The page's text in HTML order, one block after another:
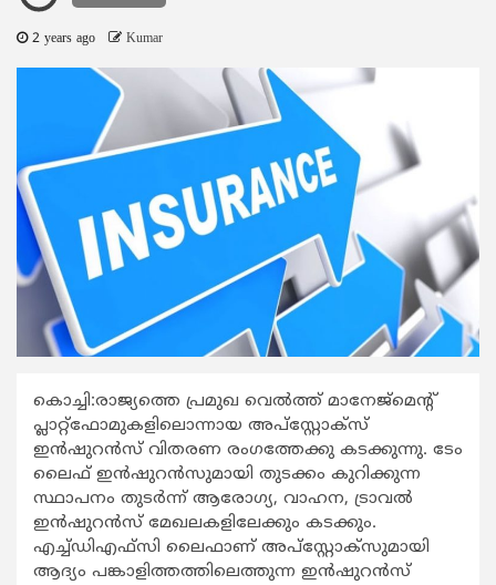
2 years ago Kumar
കൊച്ചി:രാജ്യത്തെ പ്രമുഖ വെല്‍ത്ത് മാനേജ്മെന്‍റ്
പ്ലാറ്റ്ഫോമുകളിലൊന്നായ അപ്സ്റ്റോക്സ്
ഇന്‍ഷുറന്‍സ് വിതരണ രംഗത്തേക്കു കടക്കുന്നു. ടേം
ലൈഫ് ഇന്‍ഷുറന്‍സുമായി തുടക്കം കുറിക്കുന്ന
സ്ഥാപനം തുടര്‍ന്ന് ആരോഗ്യ, വാഹന, ട്രാവല്‍
ഇന്‍ഷുറന്‍സ് മേഖലകളിലേക്കും കടക്കും.
എച്ച്ഡിഎഫ്സി ലൈഫാണ് അപ്സ്റ്റോക്സുമായി
ആദ്യം പങ്കാളിത്തത്തിലെത്തുന്ന ഇന്‍ഷുറന്‍സ്